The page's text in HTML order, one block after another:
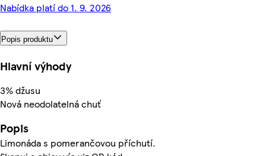
Nabídka platí do 1. 9. 2026
Popis produktu
Hlavní výhody
3% džusu
Nová neodolatelná chuť
Popis
Limonáda s pomerančovou příchutí.